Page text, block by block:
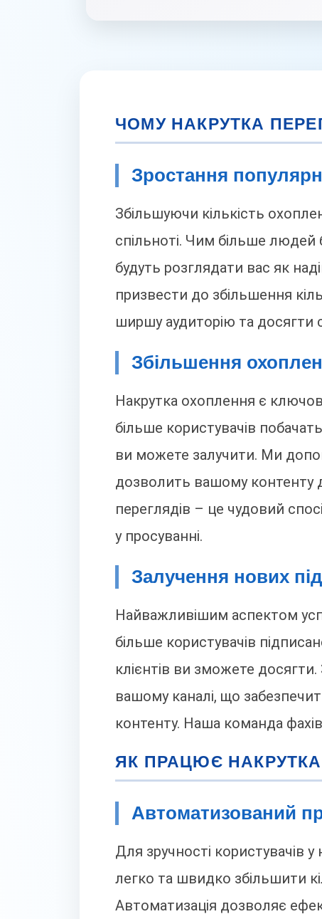
ЧОМУ НАКРУТКА
Зростання
Збільшуючи кількість
спільноті. Чим більше людей
будуть розглядати вас як
призвести до збільшення
ширшу аудиторію та досягти
Збільшення
Накрутка охоплення є
більше користувачів
ви можете залучити. Ми
дозволить вашому контенту
переглядів – це чудовий
у просуванні.
Залучення нових
Найважливішим аспектом
більше користувачів
клієнтів ви зможете
вашому каналі, що
контенту. Наша команда
ЯК ПРАЦЮЄ НАКРУТКА
Автоматизований
Для зручності користувачів
легко та швидко збільшити
Автоматизація дозволяє